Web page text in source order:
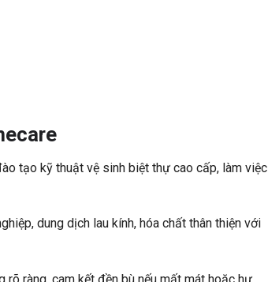
tạo kỹ thuật vệ sinh biệt thự cao cấp, làm việc
dung dịch lau kính, hóa chất thân thiện với